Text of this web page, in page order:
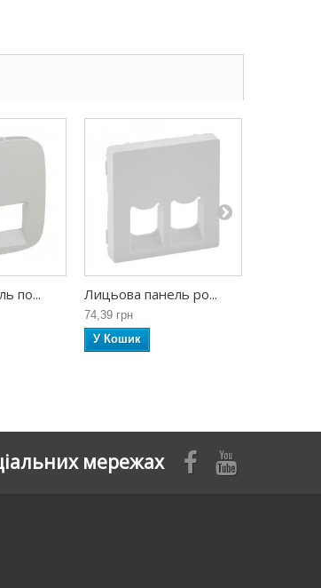
по... Лицьова панель ро...
74,39 грн
У Кошик
мережах